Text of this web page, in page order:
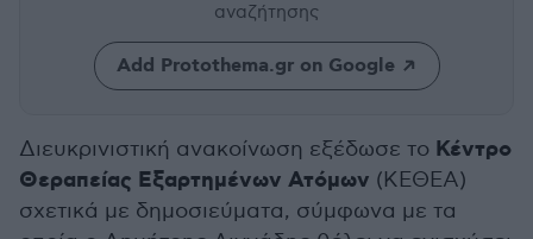
αναζήτησης
Add Protothema.gr on Google
Διευκρινιστική ανακοίνωση εξέδωσε το Κέντρο
Θεραπείας Εξαρτημένων Ατόμων (ΚΕΘΕΑ)
σχετικά με δημοσιεύματα, σύμφωνα με τα